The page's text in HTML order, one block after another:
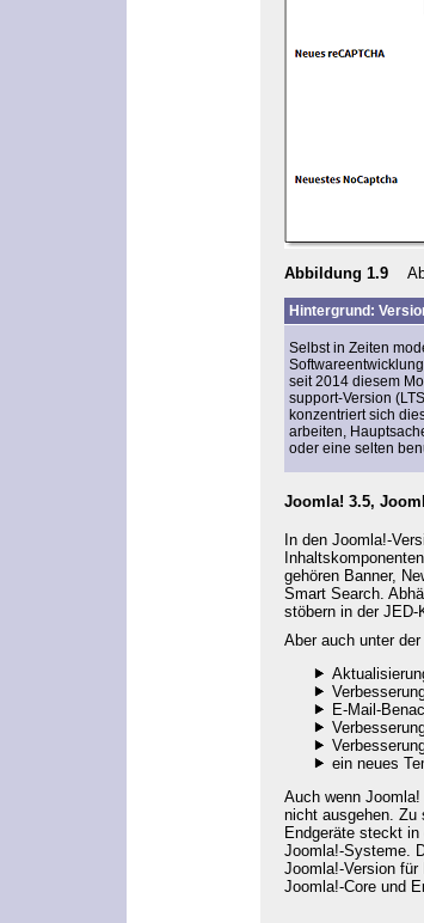
Abbildung 1.9 Ab
Hintergrund:
Selbst in Zeiten
seit 2014 diesem
support-Version
konzentriert sich
arbeiten,
oder eine selten
Joomla! 3.5,
In den Joomla!-
gehören Banner,
Smart Search.
stöbern in der JED-
Aber auch unter
E-Mail-
ein neues
Auch wenn
nicht ausgehen. Zu
Endgeräte steckt
Joomla!-Systeme.
Joomla!-Version für
Joomla!-Core und